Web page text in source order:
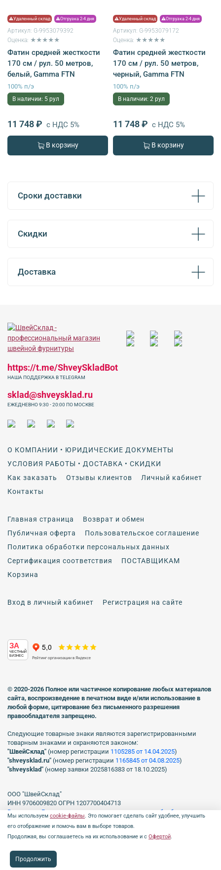
⚠Удаленный склад ⚠Отгрузка 2-4 дня
Артикул: G-9953079392
Оценка: ★★★★★
Фатин средней жесткости
170 см / рул. 50 метров,
белый, Gamma FTN
100% п/э
В наличии: 5 рул
11 748 ₽ с НДС 5%
В корзину
⚠Удаленный склад ⚠Отгрузка 2-4 дня
Артикул: G-9953079172
Оценка: ★★★★★
Фатин средней жесткости
170 см / рул. 50 метров,
черный, Gamma FTN
100% п/э
В наличии: 2 рул
11 748 ₽ с НДС 5%
В корзину
Сроки доставки
Скидки
Доставка
О КОМПАНИИ • ЮРИДИЧЕСКИЕ ДОКУМЕНТЫ
УСЛОВИЯ РАБОТЫ • ДОСТАВКА • СКИДКИ
Как заказать
Отзывы клиентов
Личный кабинет
Контакты
Главная страница
Возврат и обмен
Публичная оферта
Пользовательское соглашение
Политика обработки персональных данных
Сертификация соответствия
ПОСТАВЩИКАМ
Корзина
Вход в личный кабинет Регистрация на сайте
https://t.me/ShveySkladBot
НАША ПОДДЕРЖКА В TELEGRAM
sklad@shveysklad.ru
ЕЖЕДНЕВНО 9:30 - 20:00 ПО МОСКВЕ
ЗА
ЧЕСТНЫЙ
БИЗНЕС
© 2020-2026 Полное или частичное копирование любых материалов
сайта, воспроизведение в печатном виде и/или использование в
любой форме, цитирование без письменного разрешения
правообладателя запрещено.
Следующие товарные знаки являются зарегистрированными
товарным знаками и охраняются законом:
"ШвейСклад" (номер регистрации 1105285 от 14.04.2025)
"shveуsklad.ru" (номер регистрации 1165845 от 04.08.2025)
"shveysklad" (номер заявки 2025816383 от 18.10.2025)
ООО "ШвейСклад"
ИНН 9706009820 ОГРН 1207700404713
Включен в Реестр операторов, осуществляющих обработку
персональных данных Роскомнадзора рег. № 77-23-150255, Приказ
№231 от 16.06.2023.
Профиль
Мы используем cookie-файлы. Это помогает сделать сайт удобнее, улучшить
его отображение и помочь вам в выборе товаров.
Продолжая, вы соглашаетесь на их использование и с Офертой.
Продолжить